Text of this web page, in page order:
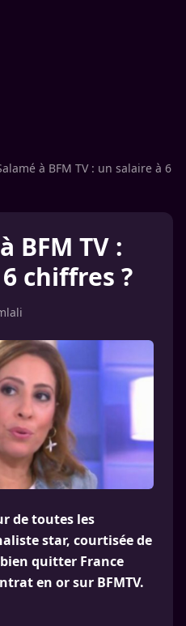
à BFM TV : un salaire à 6
BFM TV :
chiffres ?
de toutes les
star, courtisée de
quitter France
en or sur BFMTV.